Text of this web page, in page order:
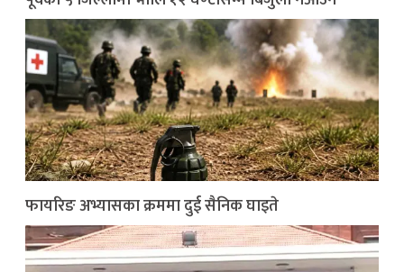
फायरिङ अभ्यासका क्रममा दुई सैनिक घाइते